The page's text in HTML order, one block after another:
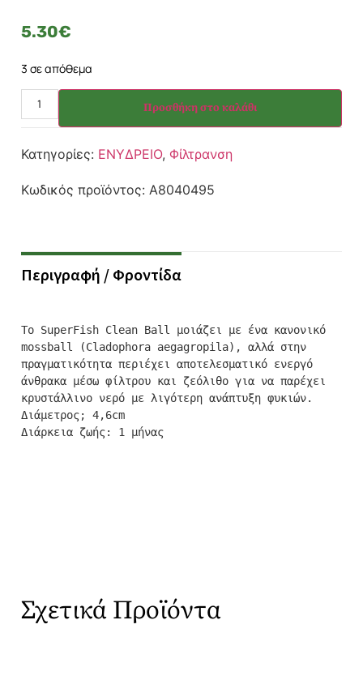
5.30€
3 σε απόθεμα
Προσθήκη στο καλάθι
Κατηγορίες: ΕΝΥΔΡΕΙΟ, Φίλτρανση
Κωδικός προϊόντος: A8040495
Περιγραφή / Φροντίδα
Το SuperFish Clean Ball μοιάζει με ένα κανονικό
mossball (Cladophora aegagropila), αλλά στην
πραγματικότητα περιέχει αποτελεσματικό ενεργό
άνθρακα μέσω φίλτρου και ζεόλιθο για να παρέχει
κρυστάλλινο νερό με λιγότερη ανάπτυξη φυκιών.
Διάμετρος; 4,6cm
Διάρκεια ζωής: 1 μήνας
Σχετικά Προϊόντα